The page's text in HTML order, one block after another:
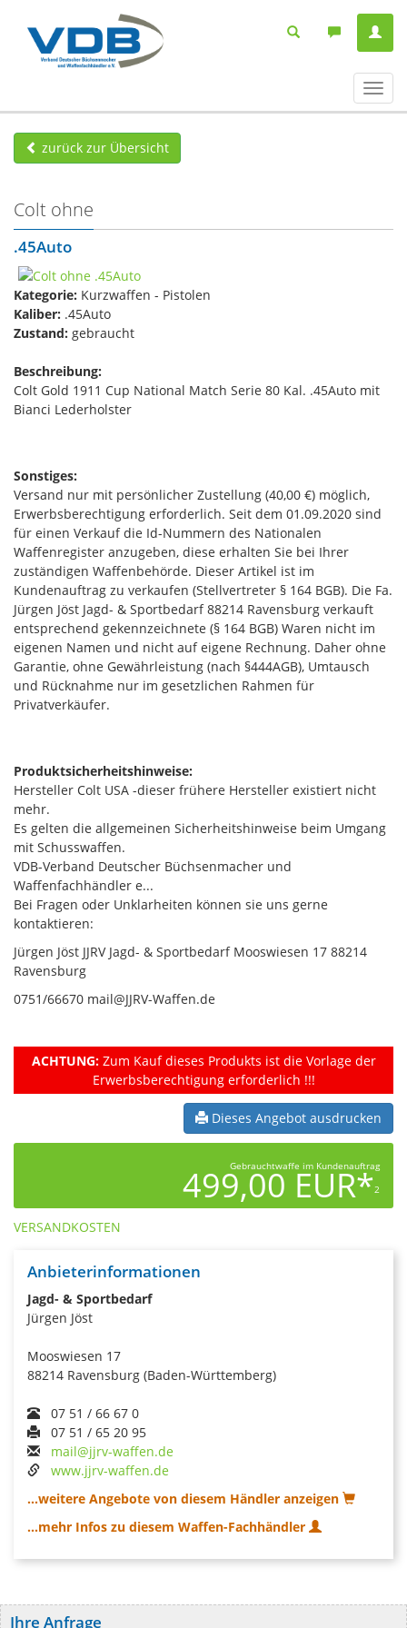
ein-/
zurück zur Übersicht
Colt ohne
.45Auto
Kategorie: Kurzwaffen - Pistolen
Kaliber: .45Auto
Zustand: gebraucht
Beschreibung:
Colt Gold 1911 Cup National Match Serie 80 Kal. .45Auto mit
Bianci Lederholster
Sonstiges:
Versand nur mit persönlicher Zustellung (40,00 €) möglich,
Erwerbsberechtigung erforderlich. Seit dem 01.09.2020 sind
für einen Verkauf die Id-Nummern des Nationalen
Waffenregister anzugeben, diese erhalten Sie bei Ihrer
zuständigen Waffenbehörde. Dieser Artikel ist im
Kundenauftrag zu verkaufen (Stellvertreter § 164 BGB). Die Fa.
Jürgen Jöst Jagd- & Sportbedarf 88214 Ravensburg verkauft
entsprechend gekennzeichnete (§ 164 BGB) Waren nicht im
eigenen Namen und nicht auf eigene Rechnung. Daher ohne
Garantie, ohne Gewährleistung (nach §444AGB), Umtausch
und Rücknahme nur im gesetzlichen Rahmen für
Privatverkäufer.
Produktsicherheitshinweise:
Hersteller Colt USA -dieser frühere Hersteller existiert nicht
mehr.
Es gelten die allgemeinen Sicherheitshinweise beim Umgang
mit Schusswaffen.
VDB-Verband Deutscher Büchsenmacher und
Waffenfachhändler e...
Bei Fragen oder Unklarheiten können sie uns gerne
kontaktieren:
Jürgen Jöst JJRV Jagd- & Sportbedarf Mooswiesen 17 88214
Ravensburg
0751/66670 mail@JJRV-Waffen.de
ACHTUNG:Zum Kauf dieses Produkts ist die Vorlage der
Erwerbsberechtigung erforderlich !!!
Dieses Angebot ausdrucken
Gebrauchtwaffe im Kundenauftrag
499,00 EUR*2
VERSANDKOSTEN
Anbieterinformationen
Jagd- & Sportbedarf
Jürgen Jöst
Mooswiesen 17
88214 Ravensburg (Baden-Württemberg)
07 51 / 66 67 0
07 51 / 65 20 95
mail@jjrv-waffen.de
www.jjrv-waffen.de
...weitere Angebote von diesem Händler anzeigen
...mehr Infos zu diesem Waffen-Fachhändler
Ihre Anfrage